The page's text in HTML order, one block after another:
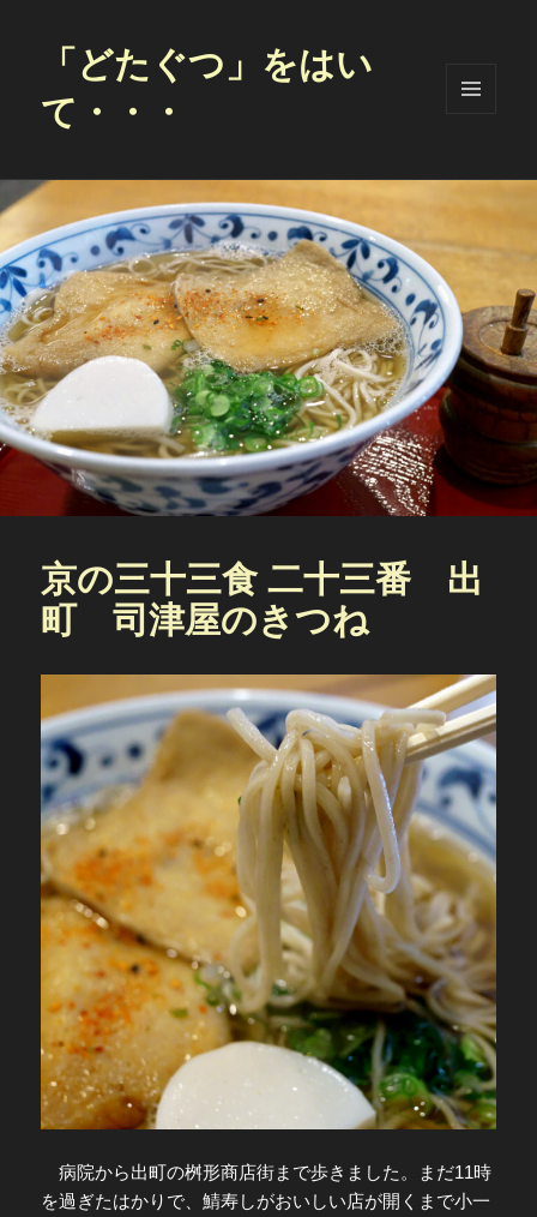
「どたぐつ」をはい
て・・・
ット
京の三十三食 二十三番 出
町 司津屋のきつね
病院から出町の桝形商店街まで歩きました。まだ11時
を過ぎたはかりで、鯖寿しがおいしい店が開くまで小一